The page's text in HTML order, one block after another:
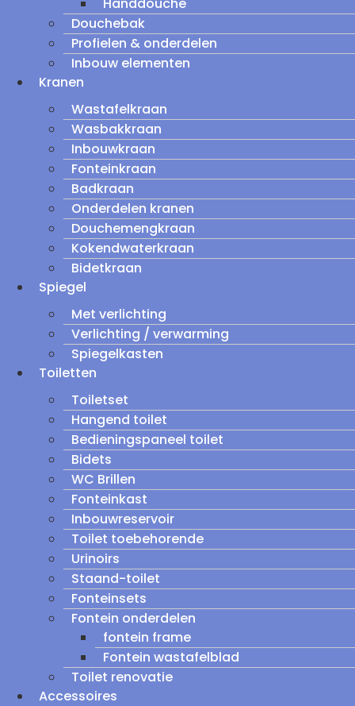
Douchebak
Profielen & onderdelen
Inbouw elementen
Kranen
Wastafelkraan
Wasbakkraan
Inbouwkraan
Fonteinkraan
Badkraan
Onderdelen kranen
Douchemengkraan
Kokendwaterkraan
Bidetkraan
Spiegel
Met verlichting
Verlichting / verwarming
Spiegelkasten
Toiletten
Toiletset
Hangend toilet
Bedieningspaneel toilet
Bidets
WC Brillen
Fonteinkast
Inbouwreservoir
Toilet toebehorende
Urinoirs
Staand-toilet
Fonteinsets
Fontein onderdelen
fontein frame
Fontein wastafelblad
Toilet renovatie
Accessoires